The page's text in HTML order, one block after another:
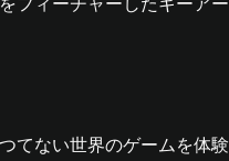
てない世界のゲームを体験